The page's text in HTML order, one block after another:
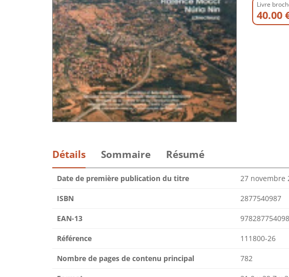
Livre
40.00
Détails Sommaire Résumé
Date de première publication du titre 27 novembre
ISBN 2877540987
EAN-13
Référence 111800-26
Nombre de pages de contenu principal 782